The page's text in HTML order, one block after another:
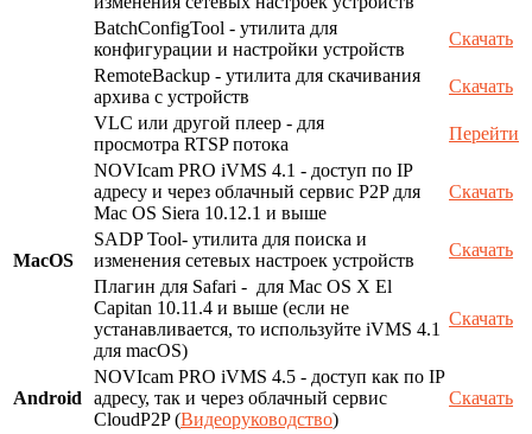
BatchConfigTool - утилита для
конфигурации и настройки устройств
Скачать
RemoteBackup - утилита для скачивания
архива с устройств
Скачать
VLC или другой плеер - для
просмотра RTSP потока
Перейти
MacOS
NOVIcam PRO iVMS 4.1 - доступ по IP
адресу и через облачный сервис P2P для
Mac OS Siera 10.12.1 и выше
Скачать
SADP Tool- утилита для поиска и
изменения сетевых настроек устройств
Скачать
Плагин для Safari - для Mac OS X El
Capitan 10.11.4 и выше (если не
устанавливается, то используйте iVMS 4.1
для macOS)
Скачать
Android
NOVIcam PRO iVMS 4.5 - доступ как по IP
адресу, так и через облачный сервис
CloudP2P (Видеоруководство)
Скачать